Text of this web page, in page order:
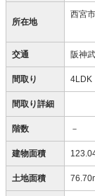
所在地
西宮
交通 阪神
間取り 4LDK
間取り詳細
階数 －
建物面積
土地面積